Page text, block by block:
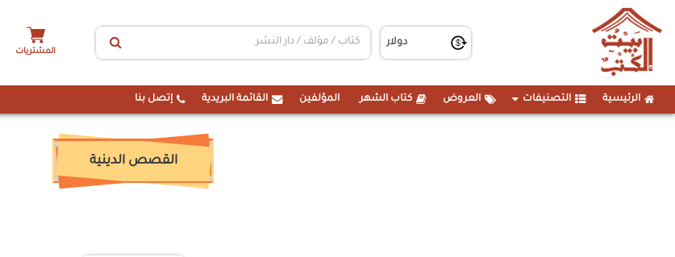
المشتريات
الرئيسية التصنيفات العروض كتاب الشهر المؤلفين القائمة البريدية إتصل بنا
القصص الدينية